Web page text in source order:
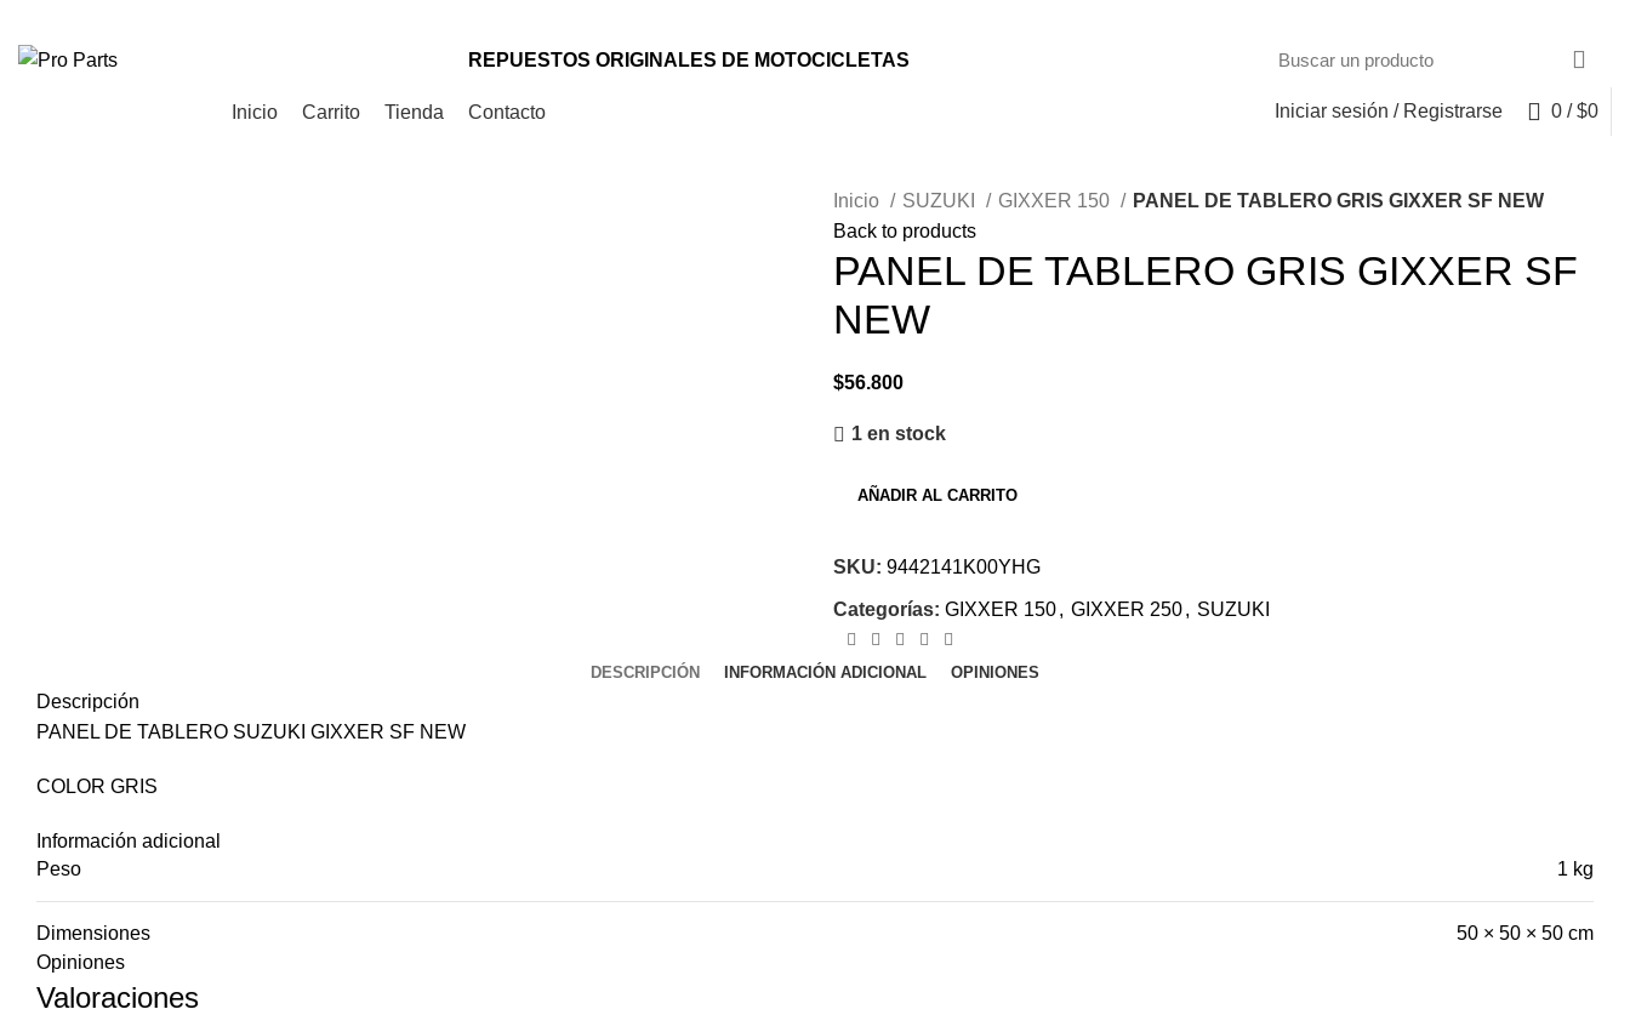
REPUESTOS ORIGINALES DE MOTOCICLETAS
Inicio Carrito Tienda Contacto Iniciar sesión / Registrarse 0 / $0
Inicio SUZUKI GIXXER 150
PANEL DE TABLERO GRIS GIXXER SF NEW
Back to products
PANEL DE TABLERO GRIS GIXXER SF
NEW
$56.800
1 en stock
AÑADIR AL CARRITO
SKU: 9442141K00YHG
Categorías: GIXXER 150, GIXXER 250, SUZUKI
DESCRIPCIÓN INFORMACIÓN ADICIONAL OPINIONES
Descripción
PANEL DE TABLERO SUZUKI GIXXER SF NEW
COLOR GRIS
Información adicional
Peso
1 kg
Dimensiones
50 × 50 × 50 cm
Opiniones
Valoraciones